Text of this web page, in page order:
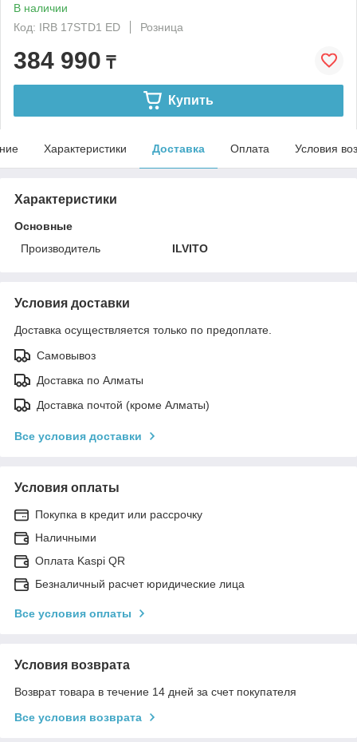
В наличии
Код: IRB 17STD1 ED
Розница
384 990 ₸
Купить
Характеристики Доставка Оплата Условия
Характеристики
Основные
Производитель
ILVITO
Условия доставки
Доставка осуществляется только по предоплате.
Самовывоз
Доставка по Алматы
Доставка почтой (кроме Алматы)
Все условия доставки
Условия оплаты
Покупка в кредит или рассрочку
Наличными
Оплата Kaspi QR
Безналичный расчет юридические лица
Все условия оплаты
Условия возврата
Возврат товара в течение 14 дней за счет покупателя
Все условия возврата